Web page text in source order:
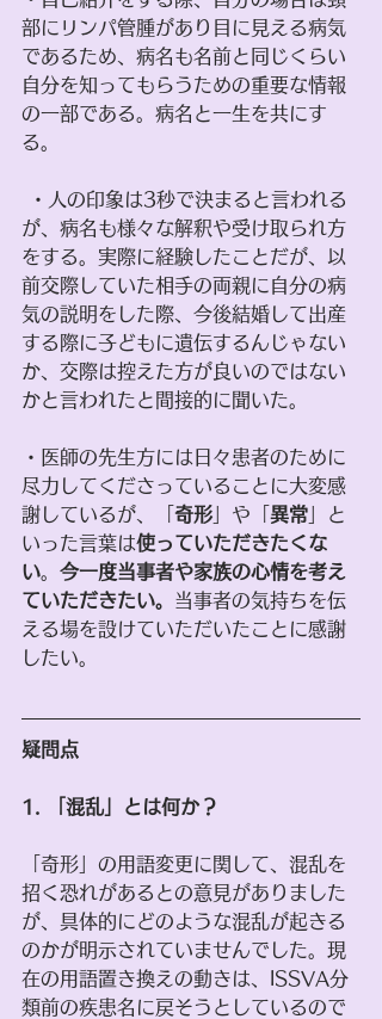
部にリンパ管腫があり目に見える病気
であるため、病名も名前と同じくらい
自分を知ってもらうための重要な情報
の一部である。病名と一生を共にす
る。
が、病名も様々な解釈や受け取られ方
をする。実際に経験したことだが、以
前交際していた相手の両親に自分の病
気の説明をした際、今後結婚して出産
する際に子どもに遺伝するんじゃない
か、交際は控えた方が良いのではない
かと言われたと間接的に聞いた。
・医師の先生方には日々患者のために
尽力してくださっていることに大変感
謝しているが、「 奇形 」や「 異常 」と
いった言葉は使っていただきたくな
い。 今一度当事者や家族の心情を考え
ていただきたい。 当事者の気持ちを伝
える場を設けていただいたことに感謝
したい。
疑問点
1. 「混乱」とは何か？
「奇形」の用語変更に関して、混乱を
招く恐れがあるとの意見がありました
が、具体的にどのような混乱が起きる
のかが明示されていませんでした。現
在の用語置き換えの動きは、ISSVA分
類前の疾患名に戻そうとしているので